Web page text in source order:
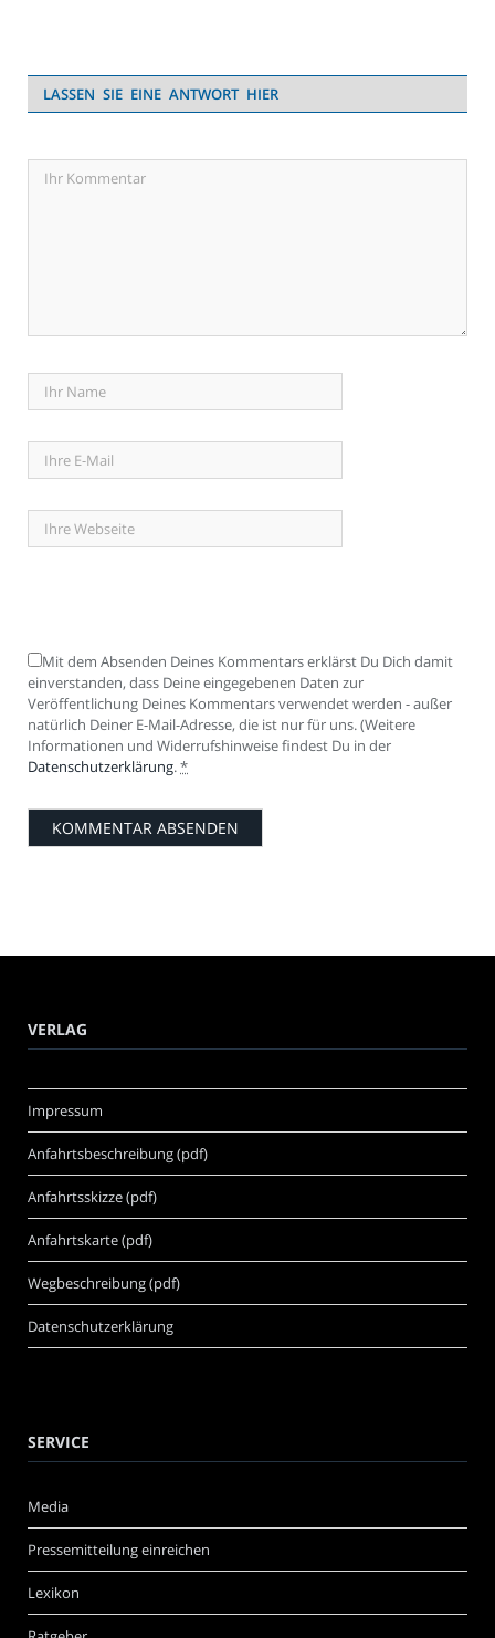
LASSEN SIE EINE ANTWORT HIER
Mit dem Absenden Deines Kommentars erklärst Du Dich damit
einverstanden, dass Deine eingegebenen Daten zur
Veröffentlichung Deines Kommentars verwendet werden - außer
natürlich Deiner E-Mail-Adresse, die ist nur für uns. (Weitere
Informationen und Widerrufshinweise findest Du in der
Datenschutzerklärung.*
VERLAG
Impressum
Anfahrtsbeschreibung (pdf)
Anfahrtsskizze (pdf)
Anfahrtskarte (pdf)
Wegbeschreibung (pdf)
Datenschutzerklärung
SERVICE
Media
Pressemitteilung einreichen
Lexikon